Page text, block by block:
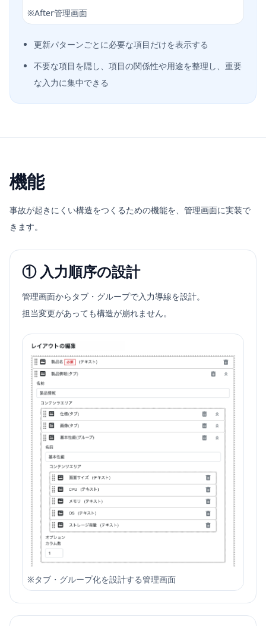
※After管理画面
更新パターンごとに必要な項目だけを表示する
不要な項目を隠し、項目の関係性や用途を整理し、重要
な入力に集中できる
機能
事故が起きにくい構造をつくるための機能を、管理画面に実装で
きます。
① 入力順序の設計
管理画面からタブ・グループで入力導線を設計。
担当変更があっても構造が崩れません。
※タブ・グループ化を設計する管理画面